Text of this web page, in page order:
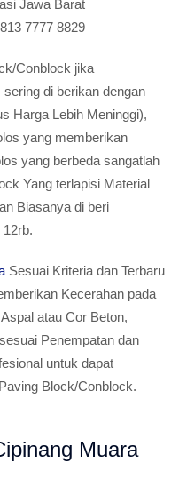
Jawa Barat
7777 8829
Conblock jika
di berikan dengan
Harga Lebih Meninggi),
yang memberikan
yang berbeda sangatlah
Yang terlapisi Material
Biasanya di beri
Sesuai Kriteria dan Terbaru
Kecerahan pada
atau Cor Beton,
Penempatan dan
untuk dapat
Block/Conblock.
Muara